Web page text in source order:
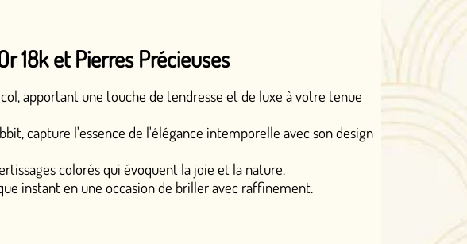
Précieuses
de tendresse et de luxe à votre tenue
de l'élégance intemporelle avec son design
évoquent la joie et la nature.
de briller avec raffinement.